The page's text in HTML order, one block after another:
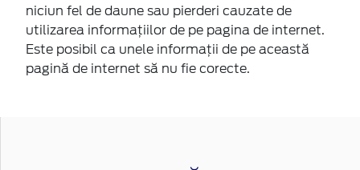
niciun fel de daune sau pierderi cauzate de
utilizarea informaţiilor de pe pagina de internet.
Este posibil ca unele informaţii de pe această
pagină de internet să nu fie corecte.